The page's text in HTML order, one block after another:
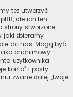
też utworzyć
ale ich ten
strony stworzone
jaki zbieramy
do nas. Mogą być
anonimowy
użytkownika
konto” i posty
zwane dalej „twoje